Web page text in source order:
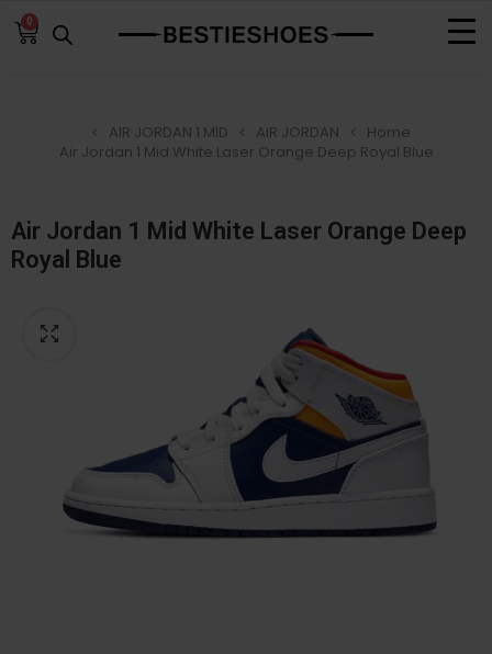
0
Home
AIR JORDAN
AIR JORDAN 1 MID
Air Jordan 1 Mid White Laser Orange Deep Royal Blue
Air Jordan 1 Mid White Laser Orange Deep
Royal Blue